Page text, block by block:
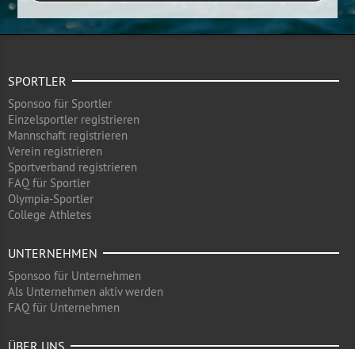
SPORTLER
Sponsoo für Sportler
Einzelsportler registrieren
Mannschaft registrieren
Verein registrieren
Sportverband registrieren
FAQ für Sportler
Olympia-Sportler
College Athletes
UNTERNEHMEN
Sponsoo für Unternehmen
Als Unternehmen aktiv werden
FAQ für Unternehmen
ÜBER UNS